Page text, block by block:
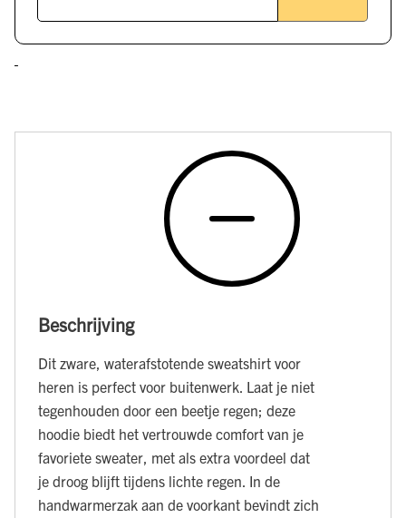
Beschrijving
Dit zware, waterafstotende sweatshirt voor
heren is perfect voor buitenwerk. Laat je niet
tegenhouden door een beetje regen; deze
hoodie biedt het vertrouwde comfort van je
favoriete sweater, met als extra voordeel dat
je droog blijft tijdens lichte regen. In de
handwarmerzak aan de voorkant bevindt zich